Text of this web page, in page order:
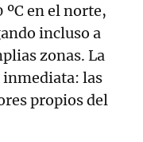
en el norte,
incluso a
zonas. La
inmediata: las
propios del